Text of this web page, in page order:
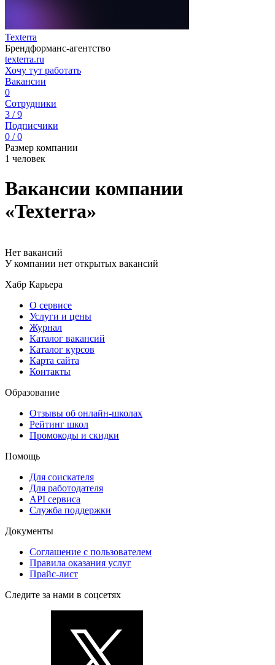
Texterra
Брендформанс-агентство
texterra.ru
Хочу тут работать
Вакансии
0
Сотрудники
3 / 9
Подписчики
0 / 0
Размер компании
1 человек
Вакансии компании
«Texterra»
Нет вакансий
У компании нет открытых вакансий
Хабр Карьера
О сервисе
Услуги и цены
Журнал
Каталог вакансий
Каталог курсов
Карта сайта
Контакты
Образование
Отзывы об онлайн-школах
Рейтинг школ
Промокоды и скидки
Помощь
Для соискателя
Для работодателя
API сервиса
Служба поддержки
Документы
Соглашение с пользователем
Правила оказания услуг
Прайс-лист
Следите за нами в соцсетях